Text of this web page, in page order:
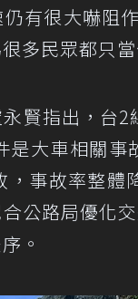
有很大嚇阻
多民眾都只
賢指出，台
是大車相關
，事故率整
公路局優化
。